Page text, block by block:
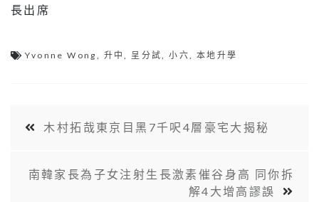
長出席
Yvonne Wong 升中 呈分試 ,小六 本地升學
木村拓哉東京目黑7千呎4層豪宅大揭秘
南韓家長為子女注射生長激素催谷身高 同你拆
解4大增高謬誤